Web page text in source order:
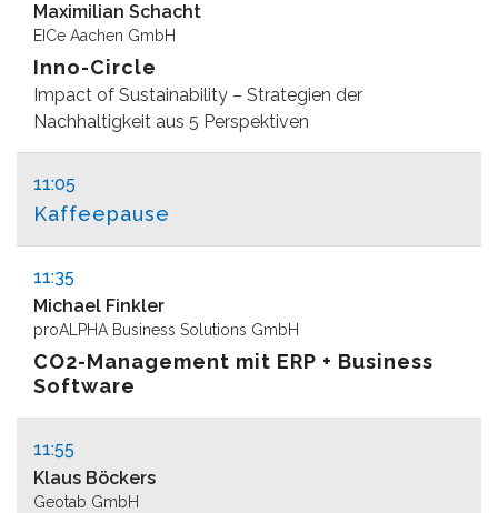
Maximilian Schacht
EICe Aachen GmbH
Inno-Circle
Impact of Sustainability – Strategien der
Nachhaltigkeit aus 5 Perspektiven
11:05
Kaffeepause
11:35
Michael Finkler
proALPHA Business Solutions GmbH
CO2-Management mit ERP + Business
Software
11:55
Klaus Böckers
Geotab GmbH